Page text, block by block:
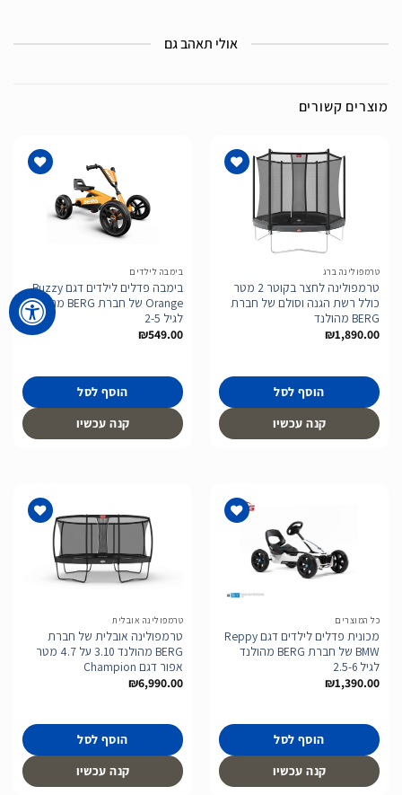
אולי תאהב גם
מוצרים קשורים
טרמפולינה ברג
טרמפולינה לחצר בקוטר 2 מטר
כולל רשת הגנה וסולם של חברת
BERG מהולנד
₪1,890.00
הוסף לסל
קנה עכשיו
בימבה לילדים
בימבה פדלים לילדים דגם Buzzy
Orange של חברת BERG מהולנד
לגיל 2-5
₪549.00
הוסף לסל
קנה עכשיו
המשאלות
כל המוצרים
מכונית פדלים לילדים דגם Reppy
BMW של חברת BERG מהולנד
לגיל 2.5-6
₪1,390.00
הוסף לסל
קנה עכשיו
טרמפולינה אובלית
טרמפולינה אובלית של חברת
BERG מהולנד 3.10 על 4.7 מטר
אפור דגם Champion
₪6,990.00
הוסף לסל
קנה עכשיו